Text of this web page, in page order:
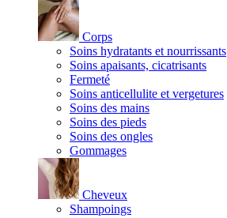
Corps
Soins hydratants et nourrissants
Soins apaisants, cicatrisants
Fermeté
Soins anticellulite et vergetures
Soins des mains
Soins des pieds
Soins des ongles
Gommages
Cheveux
Shampoings